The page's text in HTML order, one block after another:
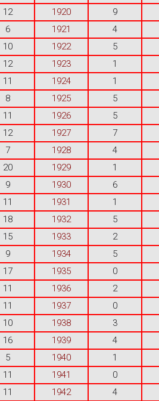
12 1920
9
6 1921
4
10 1922
5
12 1923
1
11 1924
1
8 1925
5
11 1926
5
12 1927
7
7 1928
4
20 1929
1
9 1930
6
11 1931
1
18 1932
5
15 1933
2
9 1934
5
17 1935
0
11 1936
2
11 1937
0
10 1938
3
16 1939
4
5 1940
1
11 1941
0
11 1942 4